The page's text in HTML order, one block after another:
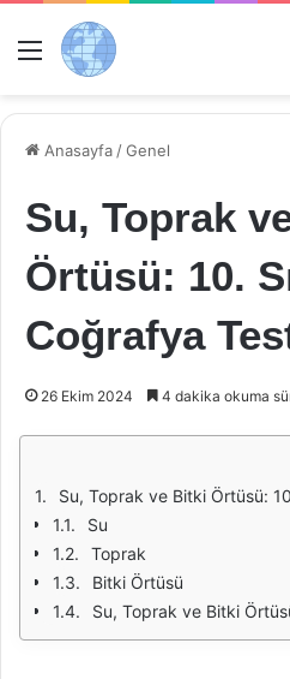
Menü
Anasayfa /Genel
Su, Toprak
Örtüsü: 10.
Coğrafya
26 Ekim 2024 4 dakika okuma
Su, Toprak ve Bitki Örtüsü:
Su
Toprak
Bitki Örtüsü
Su, Toprak ve Bitki